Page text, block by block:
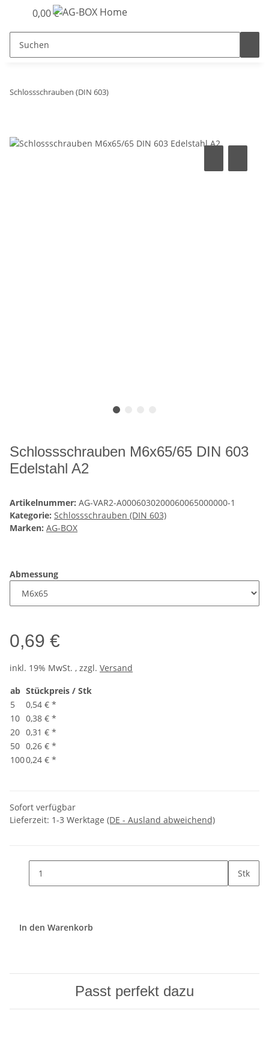
0,00 €
Schlossschrauben (DIN 603)
Schlossschrauben M6x65/65 DIN 603
Edelstahl A2
Artikelnummer: AG-VAR2-A0006030200060065000000-1
Kategorie: Schlossschrauben (DIN 603)
Marken: AG-BOX
Abmessung
0,69 €
inkl. 19% MwSt. , zzgl. Versand
ab Stückpreis / Stk
5
0,54 € *
10 0,38 € *
20 0,31 € *
50 0,26 € *
1000,24 € *
Sofort verfügbar
Lieferzeit: 1-3 Werktage (DE - Ausland abweichend)
Stk
In den Warenkorb
Passt perfekt dazu